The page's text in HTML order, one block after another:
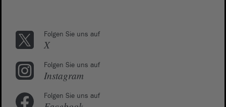
Folgen Sie uns auf
X
Folgen Sie uns auf
Instagram
Folgen Sie uns auf